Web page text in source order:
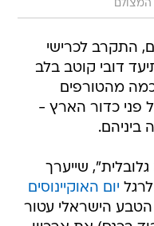
התקרב לכרישי
כמה מהטורפים
פני כדור הארץ -
ביניהם.
שייערך
הטבע הישראלי עטור
בכנס) את ארכיון
שלו ומציג 11 תמונות יוצאות דופן